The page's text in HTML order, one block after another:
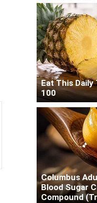
Eat This Daily
100
Columbus
Blood Sugar
Compound